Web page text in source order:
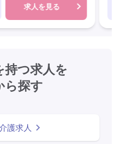
求人を見る
持つ求人を
ら探す
護求人